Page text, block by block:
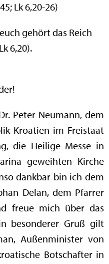
Lk 6,20-26)
gehört das Reich
6,20).
Peter Neumann, dem
Kroatien im Freistaat
die Heilige Messe in
geweihten Kirche
dankbar bin ich dem
Delan, dem Pfarrer
freue mich über das
besonderer Gruß gilt
Außenminister von
Botschafter in